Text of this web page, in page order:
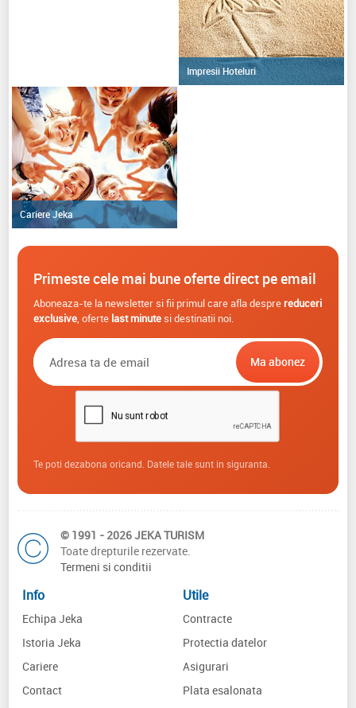
Impresii Hoteluri
Cariere Jeka
Primeste cele mai bune oferte direct pe email
Aboneaza-te la newsletter si fii primul care afla despre reduceri
exclusive, oferte last minutesi destinatii noi.
Te poti dezabona oricand. Datele tale sunt in siguranta.
© 1991 - 2026 JEKA TURISM
Toate drepturile rezervate.
Termeni si conditii
Info
Echipa Jeka
Istoria Jeka
Cariere
Contact
Utile
Contracte
Protectia datelor
Asigurari
Plata esalonata